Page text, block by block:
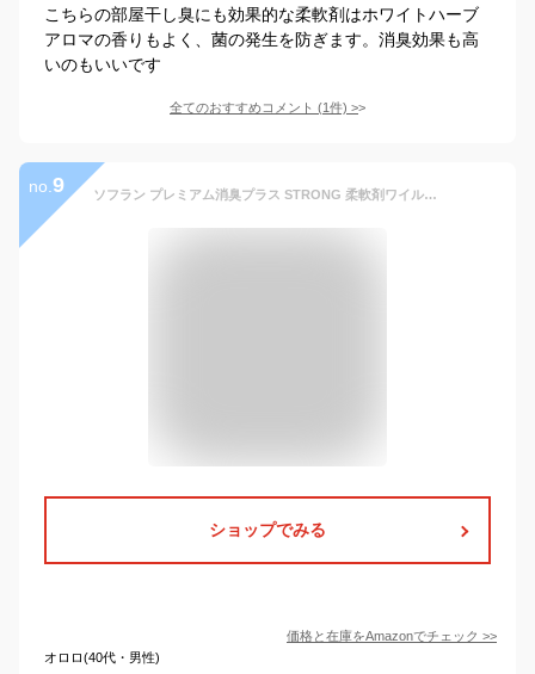
こちらの部屋干し臭にも効果的な柔軟剤はホワイトハーブ
アロマの香りもよく、菌の発生を防ぎます。消臭効果も高
いのもいいです
全てのおすすめコメント (1件) >
no. 9 ソフラン プレミアム消臭プラス STRONG 柔軟剤ワイルドシトラスの香り 詰め替え 450ml
ショップでみる
価格と在庫をAmazonでチェック >>
オロロ(40代・男性)